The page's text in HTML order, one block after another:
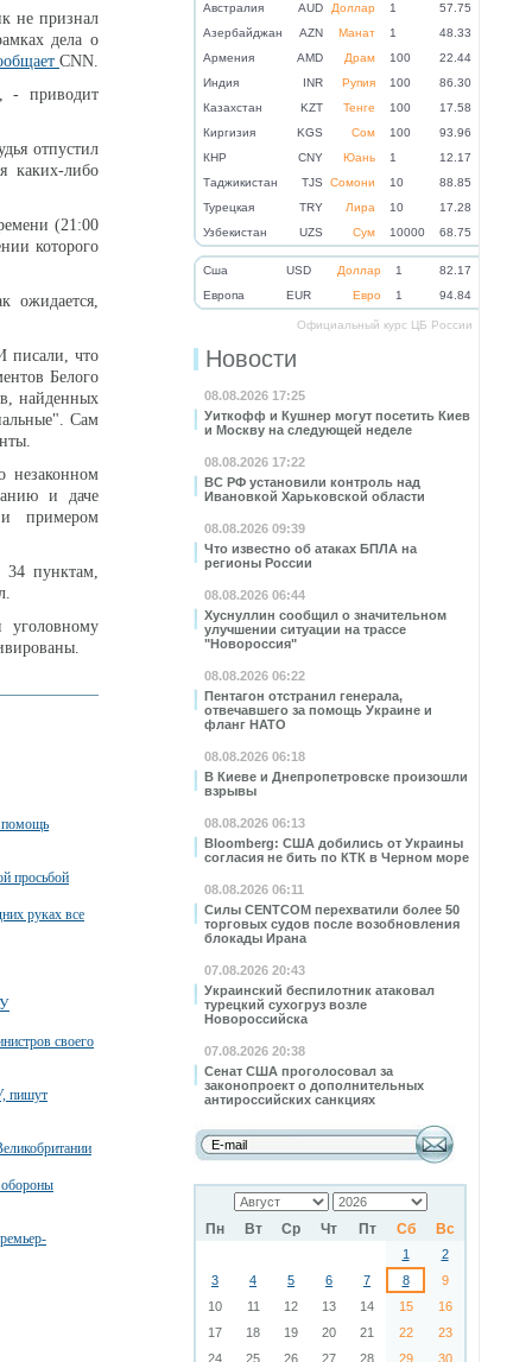
Австралия AUD Доллар 1
57.75
Азербайджан
AZN Манат 1
48.33
Армения
AMD Драм 100
22.44
Индия
INR Рупия 100
86.30
Казахстан
KZT Тенге 100
17.58
Киргизия
KGS Сом 100
93.96
КНР
CNY Юань 1
12.17
Таджикистан
TJS Сомони 10
88.85
Турецкая
TRY Лира 10
17.28
Узбекистан
UZS Сум 10000 68.75
Cша USD Доллар 1
82.17
Eвропа
EUR Евро 1 94.84
Официальный курс ЦБ России
Новости
08.08.2026 17:25
Уиткофф и Кушнер могут посетить Киев
и Москву на следующей неделе
08.08.2026 17:22
ВС РФ установили контроль над
Ивановкой Харьковской области
08.08.2026 09:39
Что известно об атаках БПЛА на
регионы России
08.08.2026 06:44
Хуснуллин сообщил о значительном
улучшении ситуации на трассе
"Новороссия"
08.08.2026 06:22
Пентагон отстранил генерала,
отвечавшего за помощь Украине и
фланг НАТО
08.08.2026 06:18
В Киеве и Днепропетровске произошли
взрывы
08.08.2026 06:13
Bloomberg: США добились от Украины
согласия не бить по КТК в Черном море
08.08.2026 06:11
Силы CENTCOM перехватили более 50
торговых судов после возобновления
блокады Ирана
07.08.2026 20:43
Украинский беспилотник атаковал
турецкий сухогруз возле
Новороссийска
07.08.2026 20:38
Сенат США проголосовал за
законопроект о дополнительных
антироссийских санкциях
Пн Вт Ср Чт Пт Сб Вс
1
2
3
4 5 6 7 8
9
10
11 12 13 14 15
16
17
18 19 20 21 22
23
24
25 26 27 28 29 30
не признал
дела о
CNN.
- приводит
отпустил
каких-либо
(21:00
которого
ожидается,
писали, что
Белого
найденных
Сам
незаконном
и даче
примером
пунктам,
помощь
просьбой
руках все
своего
пишут
обороны